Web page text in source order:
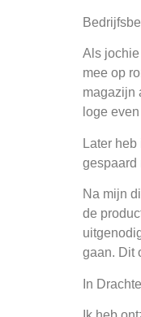
Als
mee op
magazijn
loge
Later
gespaard
Na mijn
de
gaan. Dit
In